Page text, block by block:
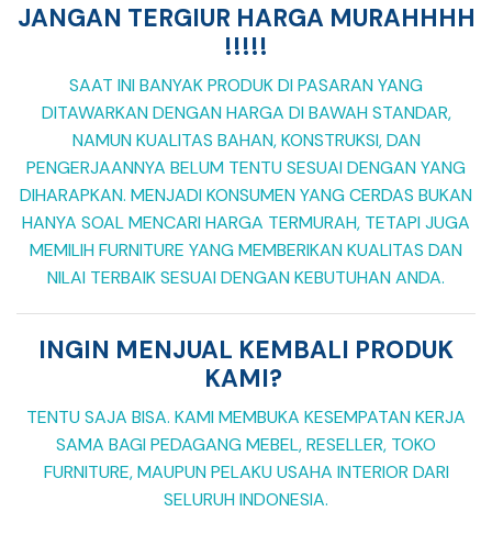
JANGAN TERGIUR HARGA MURAHHHH
!!!!!
SAAT INI BANYAK PRODUK DI PASARAN YANG
DITAWARKAN DENGAN HARGA DI BAWAH STANDAR,
NAMUN KUALITAS BAHAN, KONSTRUKSI, DAN
PENGERJAANNYA BELUM TENTU SESUAI DENGAN YANG
DIHARAPKAN. MENJADI KONSUMEN YANG CERDAS BUKAN
HANYA SOAL MENCARI HARGA TERMURAH, TETAPI JUGA
MEMILIH FURNITURE YANG MEMBERIKAN KUALITAS DAN
NILAI TERBAIK SESUAI DENGAN KEBUTUHAN ANDA.
INGIN MENJUAL KEMBALI PRODUK
KAMI?
TENTU SAJA BISA. KAMI MEMBUKA KESEMPATAN KERJA
SAMA BAGI PEDAGANG MEBEL, RESELLER, TOKO
FURNITURE, MAUPUN PELAKU USAHA INTERIOR DARI
SELURUH INDONESIA.